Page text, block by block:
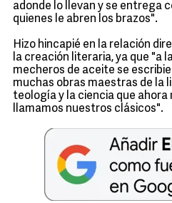
adonde lo llevan y se entrega
quienes le abren los brazos".
Hizo hincapié en la relación
la creación literaria, ya que "a
mecheros de aceite se
muchas obras maestras de la
teología y la ciencia que ahora
llamamos nuestros clásicos".